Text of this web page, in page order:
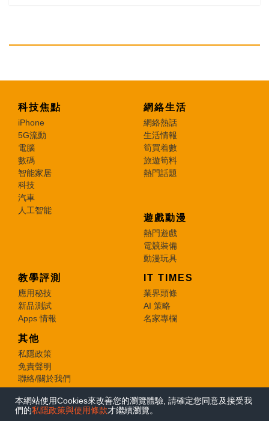
本網站使用Cookies來改善您的瀏覽體驗, 請確定您同意及接受我
們的私隱政策與使用條款才繼續瀏覽。
科技焦點
iPhone
5G流動
電腦
數碼
智能家居
科技
汽車
人工智能
網絡生活
網絡熱話
生活情報
筍買着數
旅遊筍料
熱門話題
遊戲動漫
熱門遊戲
電競裝備
動漫玩具
教學評測
應用秘技
新品測試
Apps 情報
IT TIMES
業界頭條
AI 策略
名家專欄
其他
私隱政策
免責聲明
聯絡/關於我們
© 2026 e-zone. All Rights Reserved.